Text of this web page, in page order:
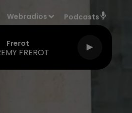
Webradios Podcasts
Frerot
FREROT